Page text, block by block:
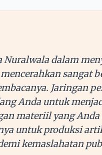
Nuralwala dalam
sangat
Jaringan
Anda untuk
materiil yang
untuk produksi
kemaslahatan